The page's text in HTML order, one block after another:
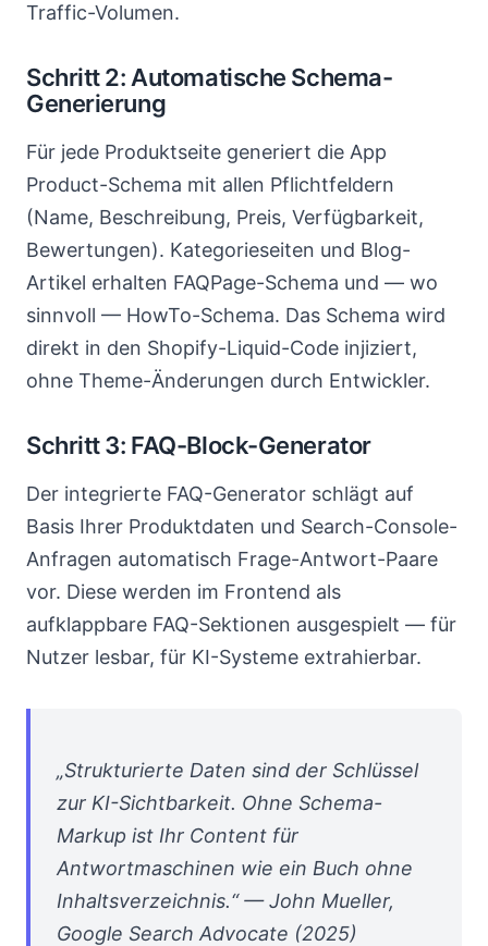
Traffic-Volumen.
Schritt 2: Automatische Schema-
Generierung
Für jede Produktseite generiert die App
Product-Schema mit allen Pflichtfeldern
(Name, Beschreibung, Preis, Verfügbarkeit,
Bewertungen). Kategorieseiten und Blog-
Artikel erhalten FAQPage-Schema und — wo
sinnvoll — HowTo-Schema. Das Schema wird
direkt in den Shopify-Liquid-Code injiziert,
ohne Theme-Änderungen durch Entwickler.
Schritt 3: FAQ-Block-Generator
Der integrierte FAQ-Generator schlägt auf
Basis Ihrer Produktdaten und Search-Console-
Anfragen automatisch Frage-Antwort-Paare
vor. Diese werden im Frontend als
aufklappbare FAQ-Sektionen ausgespielt — für
Nutzer lesbar, für KI-Systeme extrahierbar.
„Strukturierte Daten sind der Schlüssel
zur KI-Sichtbarkeit. Ohne Schema-
Markup ist Ihr Content für
Antwortmaschinen wie ein Buch ohne
Inhaltsverzeichnis.“ — John Mueller,
Google Search Advocate (2025)